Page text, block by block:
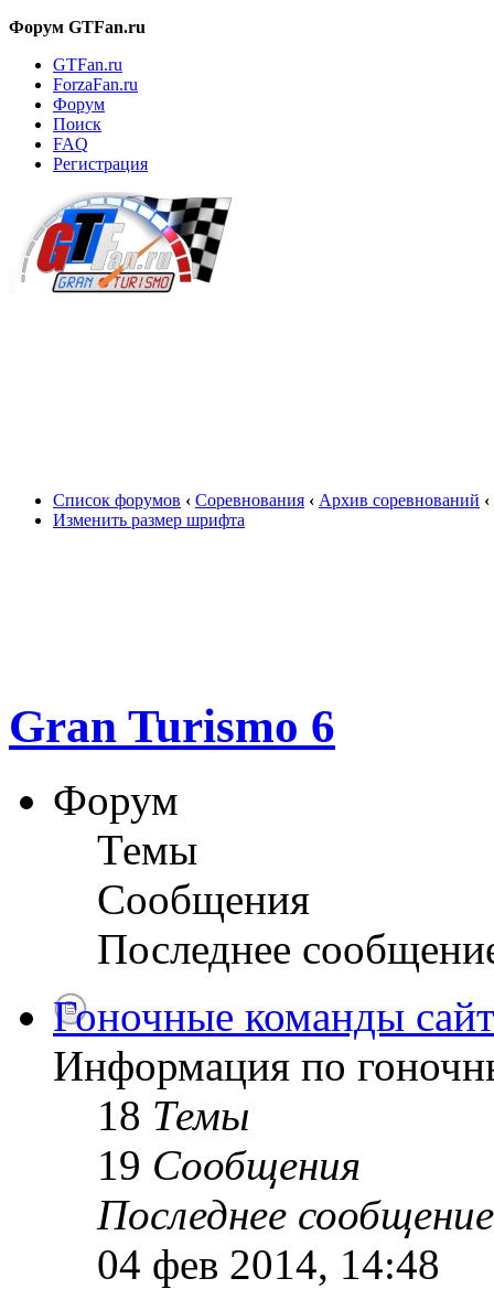
Форум GTFan.ru
GTFan.ru
ForzaFan.ru
Форум
Поиск
FAQ
Регистрация
Список форумов ‹ Соревнования ‹ Архив соревнований ‹
Изменить размер шрифта
Gran Turismo 6
Форум
Темы
Сообщения
Последнее
Гоночные команды
Информация по
18 Темы
19 Сообщения
Последнее сообщение
04 фев 2014, 14:48